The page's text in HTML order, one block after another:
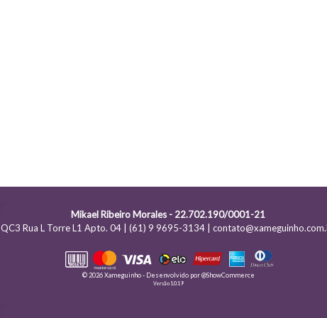
Mikael Ribeiro Morales - 22.702.190/0001-21
QC3 Rua L Torre L1 Apto. 04 | (61) 9 9695-3134 |
© 2026 Xameguinho - Desenvolvido por@ShowCommerce
Versão 1.0.19